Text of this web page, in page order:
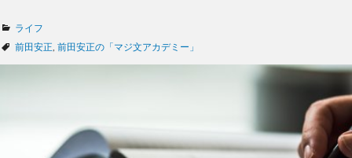
カ
テ
ライフ
タ
前田安正 前田安正の「マジ文アカデミー」